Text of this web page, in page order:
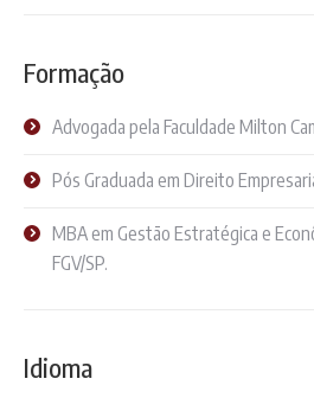
Formação
Advogada pela Faculdade Milton
Pós Graduada em Direito
MBA em Gestão Estratégica e
FGV/SP.
Idioma